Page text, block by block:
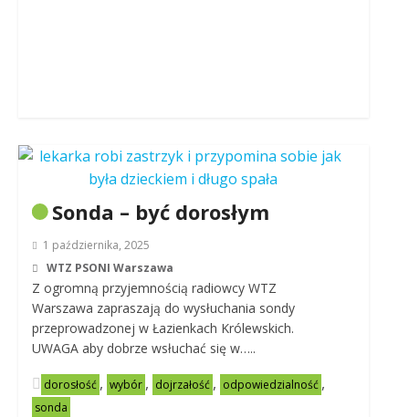
Sonda – być dorosłym
1 października, 2025
WTZ PSONI Warszawa
Z ogromną przyjemnością radiowcy WTZ
Warszawa zapraszają do wysłuchania sondy
przeprowadzonej w Łazienkach Królewskich.
UWAGA aby dobrze wsłuchać się w…..
dorosłość , wybór , dojrzałość , odpowiedzialność ,
sonda